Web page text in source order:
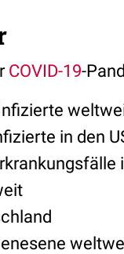
COVID-19-
in den